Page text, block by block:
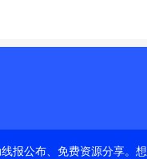
报公布、免费资源分享。